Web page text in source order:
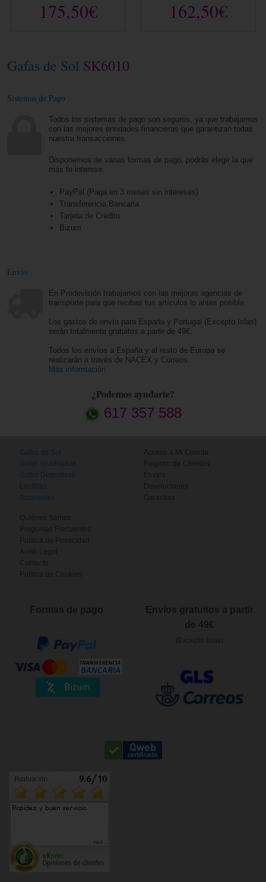
175,50€ 162,50€
Gafas de Sol SK6010
Sistemas de Pago
Todos los sistemas de pago son seguros, ya que trabajamos
con las mejores entidades financieras que garantizan todas
nuestra transacciones.
Disponemos de varias formas de pago, podrás elegir la que
más te interese.
PayPal (Paga en 3 meses sin intereses)
Transferencia Bancaria
Tarjeta de Crédito
Bizum
Envío
En Prodevisión trabajamos con las mejoras agencias de
transporte para que recibas tus artículos lo antes posible.
Los gastos de envío para España y Portugal (Excepto Islas)
serán totalmente gratuitos a partir de 49€.
Todos los envíos a España y al resto de Europa se
realizarán a través de NACEX y Correos.
Más información
¿Podemos ayudarte?
617 357 588
Gafas de Sol
Gafas Graduadas
Gafas Deportivas
Lentillas
Accesorios
Acceso a Mi Cuenta
Registro de Clientes
Envíos
Devoluciones
Garantías
Quiénes Somos
Preguntas Frecuentes
Política de Privacidad
Aviso Legal
Contacto
Política de Cookies
Formas de pago
Envíos gratuitos a partir
de 49€
(Excepto Islas)